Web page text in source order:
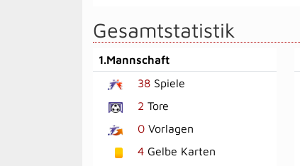
Gesamtstatistik
1.Mannschaft
38 Spiele
2 Tore
0 Vorlagen
4 Gelbe Karten